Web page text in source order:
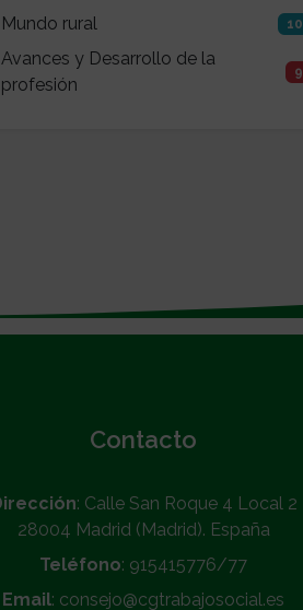
Mundo rural 10
Avances y Desarrollo de la
profesión
9
Contacto
: Calle San Roque 4 Local 2
28004 Madrid (Madrid). España
Teléfono: 915415776/77
Email: consejo@cgtrabajosocial.es